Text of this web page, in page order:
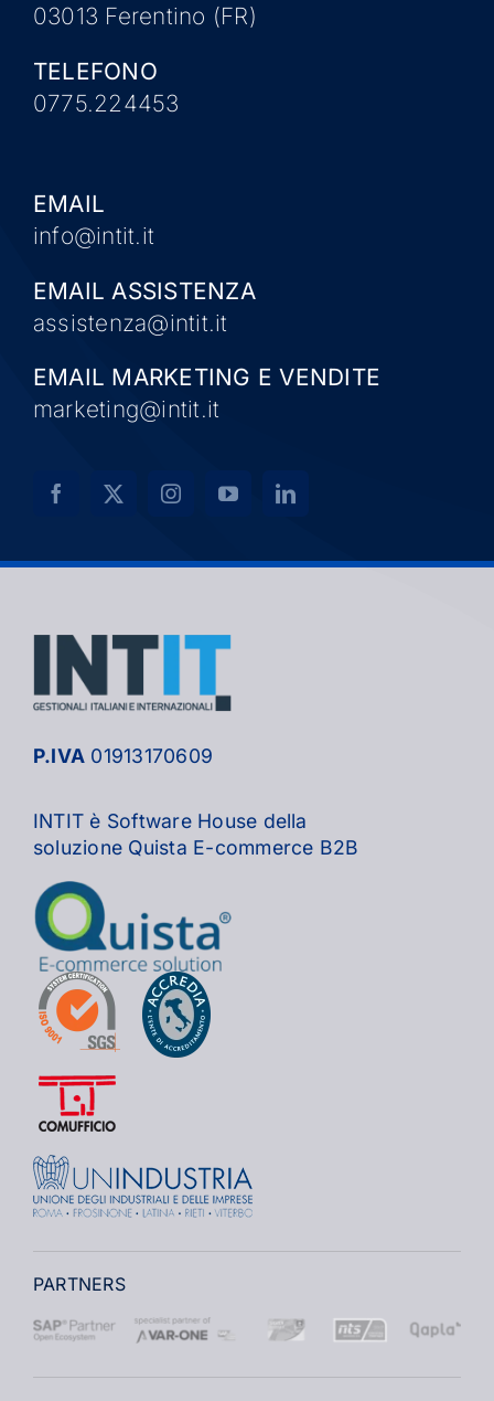
03013 Ferentino (FR)
TELEFONO
0775.224453
EMAIL
info@intit.it
EMAIL ASSISTENZA
assistenza@intit.it
EMAIL MARKETING E VENDITE
marketing@intit.it
P.IVA 01913170609
INTIT è Software House della
soluzione Quista E-commerce B2B
PARTNERS